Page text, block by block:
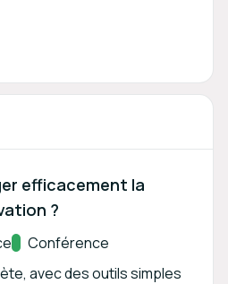
efficacement la
?
Track:
Conférence
avec des outils simples